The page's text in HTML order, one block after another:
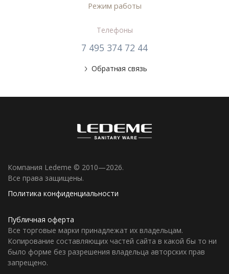
Режим работы
Телефоны
7 495 374 72 44
Обратная связь
Компания Ledeme © 2010—2026.
Все права защищены.
Политика конфиденциальности
Публичная оферта
Все торговые марки принадлежат их владельцам.
Копирование составляющих частей сайта в какой бы то ни
было форме без разрешения владельца авторских прав
запрещено.